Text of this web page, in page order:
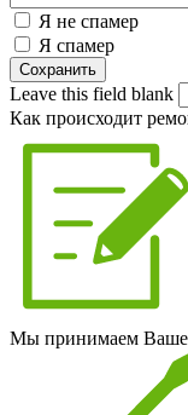
Я не спамер
Я спамер
Leave this field blank
Как происходит
Мы принимаем Ваше